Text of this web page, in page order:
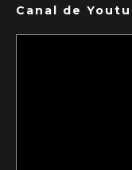
Canal de